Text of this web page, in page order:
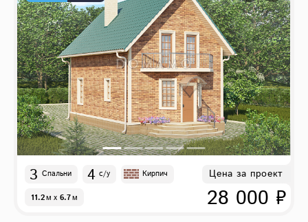
3 Спальни 4 с/у Кирпич
11.2м x 6.7м
Цена за проект
28 000 ₽